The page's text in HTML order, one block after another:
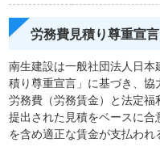
労務費見積り尊重宣言
南生建設は一般社団法人日
積り尊重宣言」に基づき、
労務費（労務賃金）と法定福
提出された見積をベースに
を含め適正な賃金が支払われ